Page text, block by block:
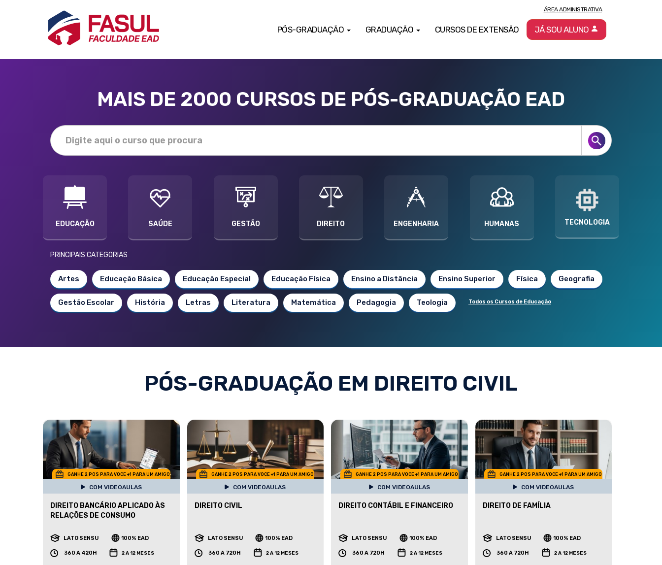
PÓS-GRADUAÇÃO GRADUAÇÃO CURSOS DE EXTENSÃO
ÁREA ADMINISTRATIVA
JÁ SOU ALUNO
MAIS DE 2000 CURSOS DE PÓS-GRADUAÇÃO EAD
EDUCAÇÃO SAÚDE GESTÃO DIREITO ENGENHARIA HUMANAS TECNOLOGIA
PRINCIPAIS CATEGORIAS
Artes Educação Básica Educação Especial Educação Física Ensino a Distância Ensino Superior Física Geografia
Gestão Escolar História Letras Literatura Matemática Pedagogia Teologia Todos os Cursos de Educação
PÓS-GRADUAÇÃO EM DIREITO CIVIL
GANHE 2 POS PARA VOCE +1 PARA UM AMIGO
COM VIDEOAULAS
DIREITO BANCÁRIO APLICADO ÀS
RELAÇÕES DE CONSUMO
LATO SENSU 100% EAD
360 A 420H 2 A 12 MESES
GANHE 2 POS PARA VOCE +1 PARA UM AMIGO
COM VIDEOAULAS
DIREITO CIVIL
LATO SENSU 100% EAD
360 A 720H 2 A 12 MESES
GANHE 2 POS PARA VOCE +1 PARA UM AMIGO
COM VIDEOAULAS
DIREITO CONTÁBIL E FINANCEIRO
LATO SENSU 100% EAD
360 A 720H 2 A 12 MESES
GANHE 2 POS PARA VOCE +1 PARA UM AMIGO
COM VIDEOAULAS
DIREITO DE FAMÍLIA
LATO SENSU 100% EAD
360 A 720H 2 A 12 MESES